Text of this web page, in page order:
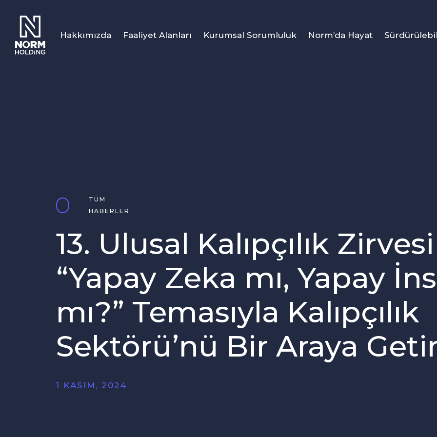
Hakkımızda Faaliyet Alanları Kurumsal Sorumluluk Norm’da Hayat
TÜM
HABERLER
13. Ulusal Kalıpçılık Zirvesi
“Yapay Zeka mı, Yapay
mı?” Temasıyla Kalıpçılık
Sektörü’nü Bir Araya
1 KASIM, 2024